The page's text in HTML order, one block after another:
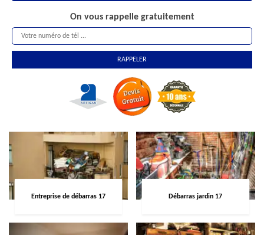
On vous rappelle gratuitement
Entreprise de débarras 17 Débarras jardin 17